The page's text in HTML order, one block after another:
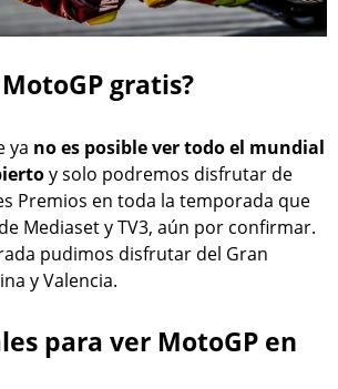
gratis?
ya no es posible ver todo el mundial
y solo podremos disfrutar de
Premios en toda la temporada que
Mediaset y TV3, aún por confirmar.
pudimos disfrutar del Gran
y Valencia.
para ver MotoGP en